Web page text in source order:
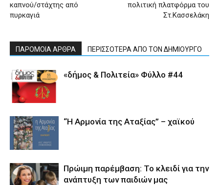
καπνού/στάχτης από
πυρκαγιά
πολιτική πλατφόρμα του
Στ.Κασσελάκη
ΠΑΡΟΜΟΙΑ ΑΡΘΡΑ ΠΕΡΙΣΣΟΤΕΡΑ ΑΠΟ ΤΟΝ ΔΗΜΙΟΥΡΓΟ
«δήμος & Πολιτεία» Φύλλο #44
“Η Αρμονία της Αταξίας” – χαϊκού
Πρώιμη παρέμβαση: Το κλειδί για την
ανάπτυξη των παιδιών µας